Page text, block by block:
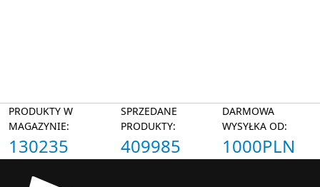
PRODUKTY W
MAGAZYNIE:
130235
SPRZEDANE
PRODUKTY:
409985
DARMOWA
WYSYŁKA OD:
1000PLN